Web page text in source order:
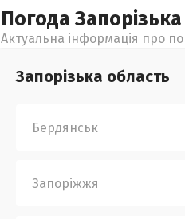
Погода Запорізька
Актуальна інформація про
Запорізька область
Бердянськ
Запоріжжя